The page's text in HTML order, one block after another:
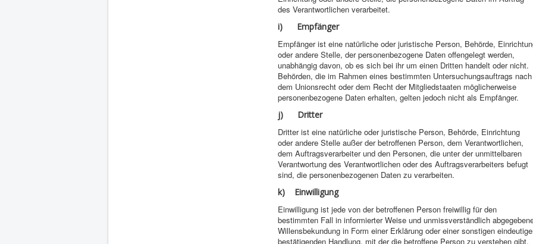
des Verantwortlichen verarbeitet.
i) Empfänger
Empfänger ist eine natürliche oder juristische Person, Behörde,
oder andere Stelle, der personenbezogene Daten offengelegt werden,
unabhängig davon, ob es sich bei ihr um einen Dritten handelt oder nicht.
Behörden, die im Rahmen eines bestimmten Untersuchungsauftrags nach
dem Unionsrecht oder dem Recht der Mitgliedstaaten möglicherweise
personenbezogene Daten erhalten, gelten jedoch nicht als Empfänger.
j) Dritter
Dritter ist eine natürliche oder juristische Person, Behörde, Einrichtung
oder andere Stelle außer der betroffenen Person, dem Verantwortlichen,
dem Auftragsverarbeiter und den Personen, die unter der unmittelbaren
Verantwortung des Verantwortlichen oder des Auftragsverarbeiters befugt
sind, die personenbezogenen Daten zu verarbeiten.
k) Einwilligung
Einwilligung ist jede von der betroffenen Person freiwillig für den
bestimmten Fall in informierter Weise und unmissverständlich
Willensbekundung in Form einer Erklärung oder einer sonstigen
bestätigenden Handlung, mit der die betroffene Person zu verstehen gibt,